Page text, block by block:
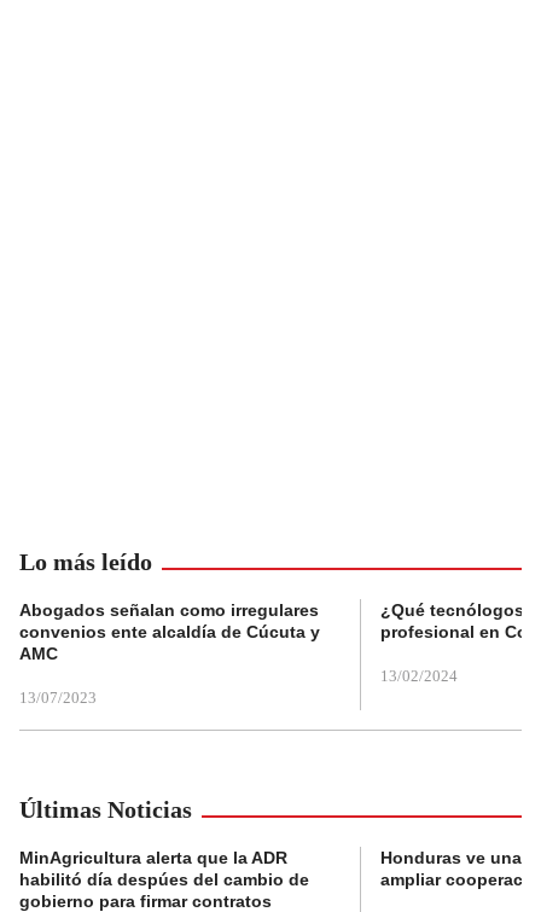
Lo más leído
Abogados señalan como irregulares
convenios ente alcaldía de Cúcuta y
AMC
13/07/2023
¿Qué tecnólogos
profesional en
13/02/2024
Últimas Noticias
MinAgricultura alerta que la ADR
habilitó día despúes del cambio de
gobierno para firmar contratos
Honduras ve una
ampliar